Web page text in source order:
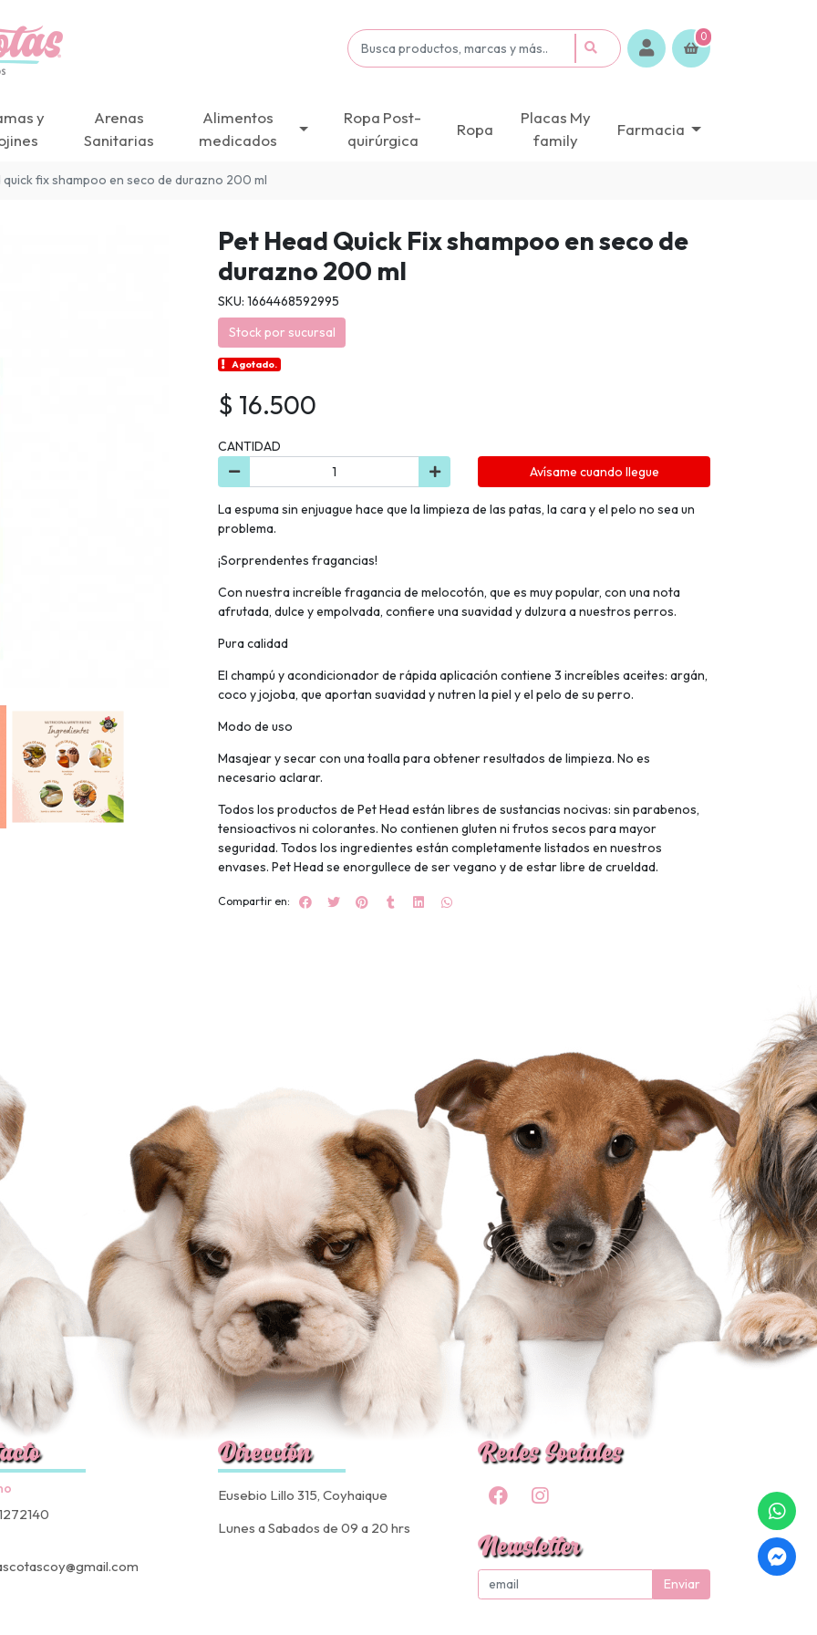
0
y
Arenas
Sanitarias
Alimentos
medicados
Ropa Post-
quirúrgica
Ropa
Placas My
family
Farmacia
quick fix shampoo en seco de durazno 200 ml
Pet Head Quick Fix shampoo en seco de
durazno 200 ml
SKU: 1664468592995
Stock por sucursal
Agotado.
$ 16.500
CANTIDAD
Avísame cuando llegue
La espuma sin enjuague hace que la limpieza de las patas, la cara y el pelo no sea un
problema.
¡Sorprendentes fragancias!
Con nuestra increíble fragancia de melocotón, que es muy popular, con una nota
afrutada, dulce y empolvada, confiere una suavidad y dulzura a nuestros perros.
Pura calidad
El champú y acondicionador de rápida aplicación contiene 3 increíbles aceites: argán,
coco y jojoba, que aportan suavidad y nutren la piel y el pelo de su perro.
Modo de uso
Masajear y secar con una toalla para obtener resultados de limpieza. No es
necesario aclarar.
Todos los productos de Pet Head están libres de sustancias nocivas: sin parabenos,
tensioactivos ni colorantes. No contienen gluten ni frutos secos para mayor
seguridad. Todos los ingredientes están completamente listados en nuestros
envases. Pet Head se enorgullece de ser vegano y de estar libre de crueldad.
Compartir en:
Dirección
Eusebio Lillo 315, Coyhaique
Lunes a Sabados de 09 a 20 hrs
Redes Sociales
Newsletter
Enviar